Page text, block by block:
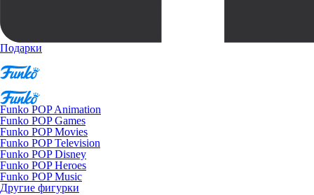
Подарки
Funko POP Animation
Funko POP Games
Funko POP Movies
Funko POP Television
Funko POP Disney
Funko POP Heroes
Funko POP Music
Другие фигурки